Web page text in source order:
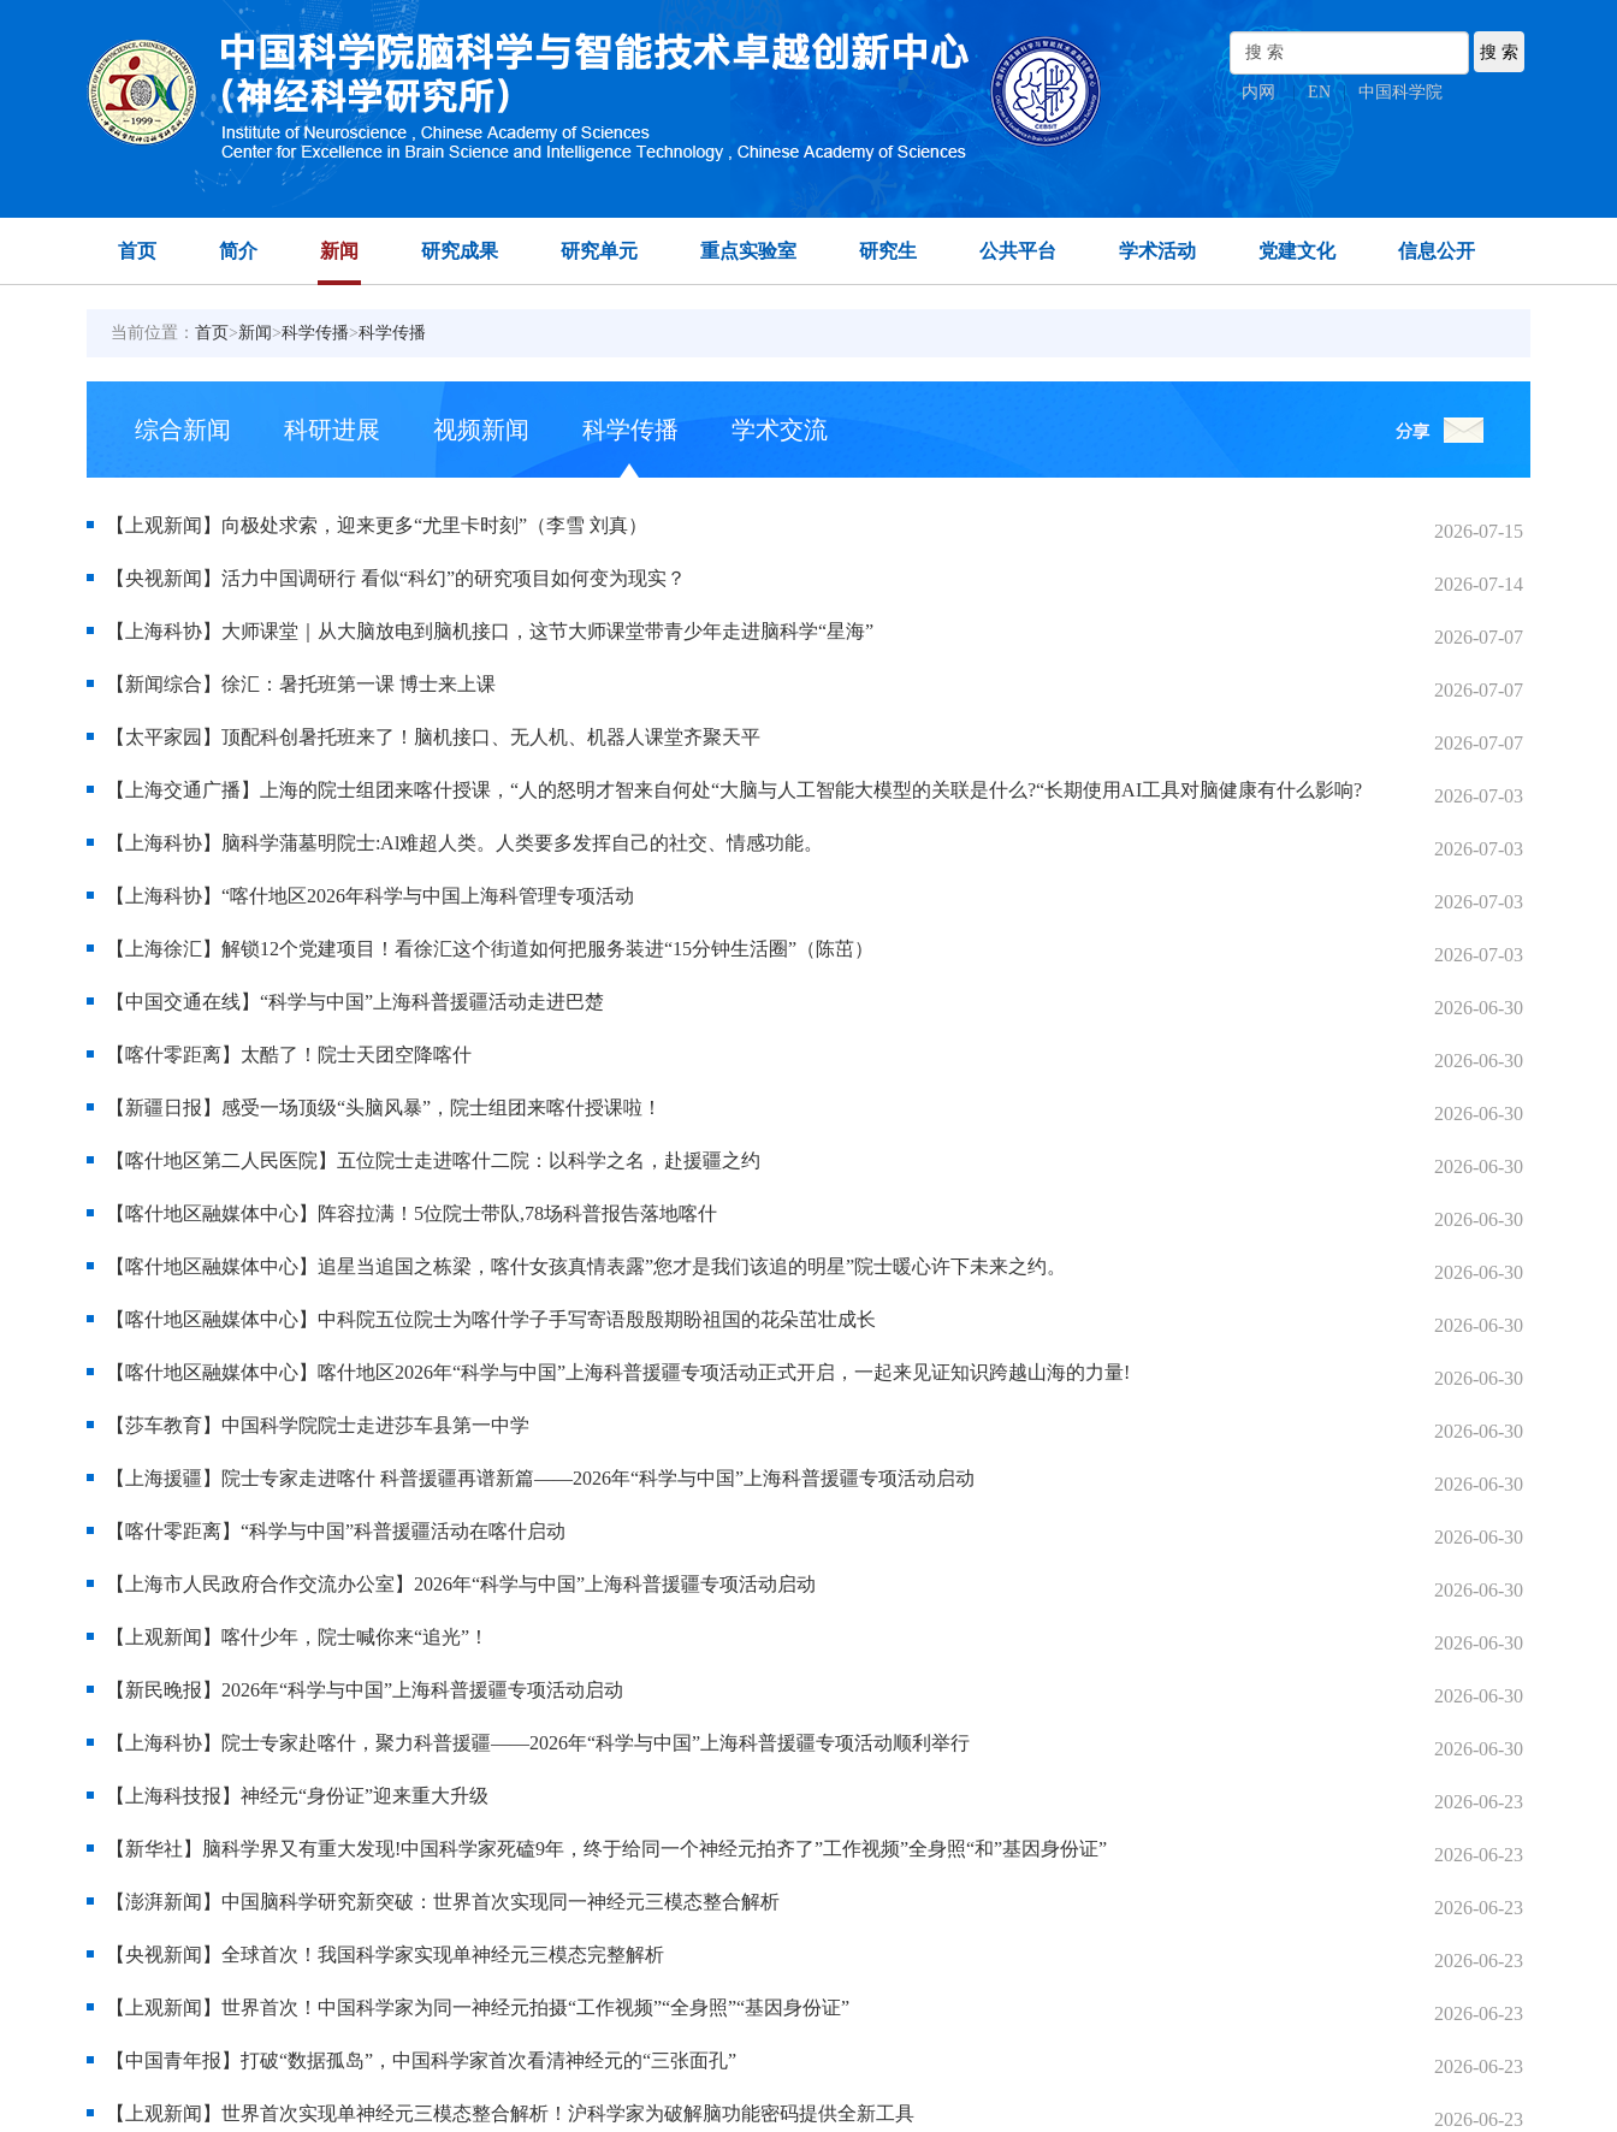
内网 EN | 中国科学院
首页 简介 新闻 研究成果 研究单元 重点实验室 研究生 公共平台 学术活动 党建文化 信息公开
当前位置： 首页>新闻>科学传播>科学传播
综合新闻 科研进展 视频新闻 科学传播 学术交流
【上观新闻】向极处求索，迎来更多“尤里卡时刻”（李雪 刘真） 2026-07-15
【央视新闻】活力中国调研行 看似“科幻”的研究项目如何变为现实？ 2026-07-14
【上海科协】大师课堂｜从大脑放电到脑机接口，这节大师课堂带青少年走进脑科学“星海” 2026-07-07
【新闻综合】徐汇：暑托班第一课 博士来上课 2026-07-07
【太平家园】顶配科创暑托班来了！脑机接口、无人机、机器人课堂齐聚天平 2026-07-07
【上海交通广播】上海的院士组团来喀什授课，“人的怒明才智来自何处“大脑与人工智能大模型的关联是什么?“长期使用AI工具对脑健康有什么影响? 2026-07-03
【上海科协】脑科学蒲墓明院士:Al难超人类。人类要多发挥自己的社交、情感功能。 2026-07-03
【上海科协】“喀什地区2026年科学与中国上海科管理专项活动 2026-07-03
【上海徐汇】解锁12个党建项目！看徐汇这个街道如何把服务装进“15分钟生活圈”（陈茁） 2026-07-03
【中国交通在线】“科学与中国”上海科普援疆活动走进巴楚 2026-06-30
【喀什零距离】太酷了！院士天团空降喀什 2026-06-30
【新疆日报】感受一场顶级“头脑风暴”，院士组团来喀什授课啦！ 2026-06-30
【喀什地区第二人民医院】五位院士走进喀什二院：以科学之名，赴援疆之约 2026-06-30
【喀什地区融媒体中心】阵容拉满！5位院士带队,78场科普报告落地喀什 2026-06-30
【喀什地区融媒体中心】追星当追国之栋梁，喀什女孩真情表露”您才是我们该追的明星”院士暖心许下未来之约。 2026-06-30
【喀什地区融媒体中心】中科院五位院士为喀什学子手写寄语殷殷期盼祖国的花朵茁壮成长 2026-06-30
【喀什地区融媒体中心】喀什地区2026年“科学与中国”上海科普援疆专项活动正式开启，一起来见证知识跨越山海的力量! 2026-06-30
【莎车教育】中国科学院院士走进莎车县第一中学 2026-06-30
【上海援疆】院士专家走进喀什 科普援疆再谱新篇——2026年“科学与中国”上海科普援疆专项活动启动 2026-06-30
【喀什零距离】“科学与中国”科普援疆活动在喀什启动 2026-06-30
【上海市人民政府合作交流办公室】2026年“科学与中国”上海科普援疆专项活动启动 2026-06-30
【上观新闻】喀什少年，院士喊你来“追光”！ 2026-06-30
【新民晚报】2026年“科学与中国”上海科普援疆专项活动启动 2026-06-30
【上海科协】院士专家赴喀什，聚力科普援疆——2026年“科学与中国”上海科普援疆专项活动顺利举行 2026-06-30
【上海科技报】神经元“身份证”迎来重大升级 2026-06-23
【新华社】脑科学界又有重大发现!中国科学家死磕9年，终于给同一个神经元拍齐了”工作视频”全身照“和”基因身份证” 2026-06-23
【澎湃新闻】中国脑科学研究新突破：世界首次实现同一神经元三模态整合解析 2026-06-23
【央视新闻】全球首次！我国科学家实现单神经元三模态完整解析 2026-06-23
【上观新闻】世界首次！中国科学家为同一神经元拍摄“工作视频”“全身照”“基因身份证” 2026-06-23
【中国青年报】打破“数据孤岛”，中国科学家首次看清神经元的“三张面孔” 2026-06-23
【上观新闻】世界首次实现单神经元三模态整合解析！沪科学家为破解脑功能密码提供全新工具 2026-06-23